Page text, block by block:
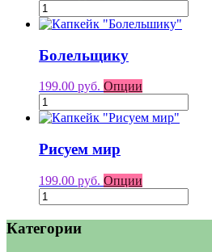
Болельщику
199.00 руб. Опции
Рисуем мир
199.00 руб. Опции
Категории